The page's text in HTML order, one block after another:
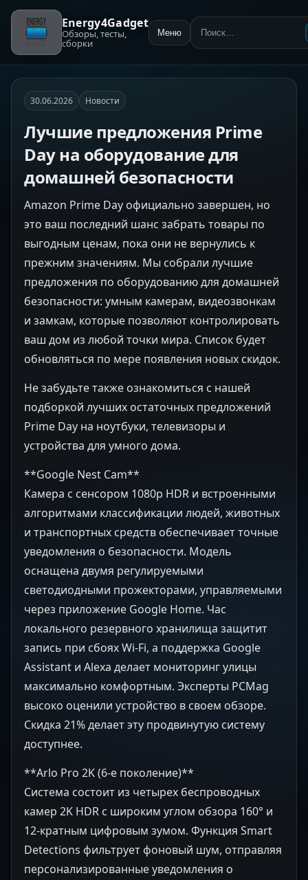
Energy4Gadget
Обзоры, тесты,
сборки
Меню Поиск:
30.06.2026 Новости
Лучшие предложения Prime
Day на оборудование для
домашней безопасности
Amazon Prime Day официально завершен, но
это ваш последний шанс забрать товары по
выгодным ценам, пока они не вернулись к
прежним значениям. Мы собрали лучшие
предложения по оборудованию для домашней
безопасности: умным камерам, видеозвонкам
и замкам, которые позволяют контролировать
ваш дом из любой точки мира. Список будет
обновляться по мере появления новых скидок.
Не забудьте также ознакомиться с нашей
подборкой лучших остаточных предложений
Prime Day на ноутбуки, телевизоры и
устройства для умного дома.
**Google Nest Cam**
Камера с сенсором 1080p HDR и встроенными
алгоритмами классификации людей, животных
и транспортных средств обеспечивает точные
уведомления о безопасности. Модель
оснащена двумя регулируемыми
светодиодными прожекторами, управляемыми
через приложение Google Home. Час
локального резервного хранилища защитит
запись при сбоях Wi-Fi, а поддержка Google
Assistant и Alexa делает мониторинг улицы
максимально комфортным. Эксперты PCMag
высоко оценили устройство в своем обзоре.
Скидка 21% делает эту продвинутую систему
доступнее.
**Arlo Pro 2K (6-е поколение)**
Система состоит из четырех беспроводных
камер 2K HDR с широким углом обзора 160° и
12-кратным цифровым зумом. Функция Smart
Detections фильтрует фоновый шум, отправляя
персонализированные уведомления о